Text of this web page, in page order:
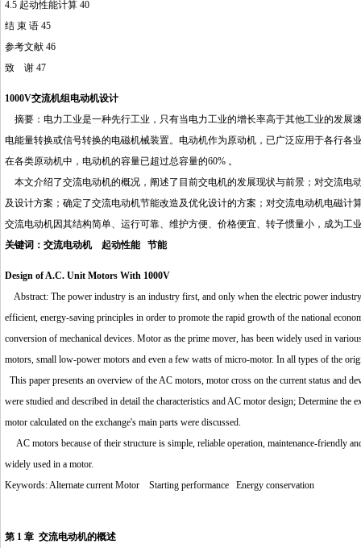
4.5 起动性能计算 40
结 束 语 45
参考文献 46
致 谢 47
1000V交流机组电动机设计
摘要：电力工业是一种先行工业，只有当电力工业的增长率高于其他工业的发展
电能量转换或信号转换的电磁机械装置。电动机作为原动机，已广泛应用于各行
在各类原动机中，电动机的容量已超过总容量的60% 。
本文介绍了交流电动机的概况，阐述了目前交电机的发展现状与前景；对交流电
及设计方案；确定了交流电动机节能改造及优化设计的方案；对交流电动机电磁计
交流电动机因其结构简单、运行可靠、维护方便、价格便宜、转子惯量小，成为工
关键词：交流电动机 起动性能 节能
Design of A.C. Unit Motors With 1000V
Abstract: The power industry is an industry first, and only when the electric power
efficient, energy-saving principles in order to promote the rapid growth of the national
conversion of mechanical devices. Motor as the prime mover, has been widely used in
motors, small low-power motors and even a few watts of micro-motor. In all types of the
This paper presents an overview of the AC motors, motor cross on the current status and
were studied and described in detail the characteristics and AC motor design; Determine
motor calculated on the exchange's main parts were discussed.
AC motors because of their structure is simple, reliable operation, maintenance-friendly
widely used in a motor.
Keywords: Alternate current Motor Starting performance Energy conservation
第 1 章 交流电动机的概述